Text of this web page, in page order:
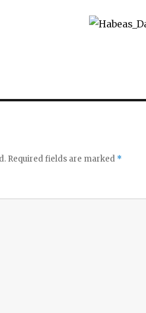
Required fields are marked *